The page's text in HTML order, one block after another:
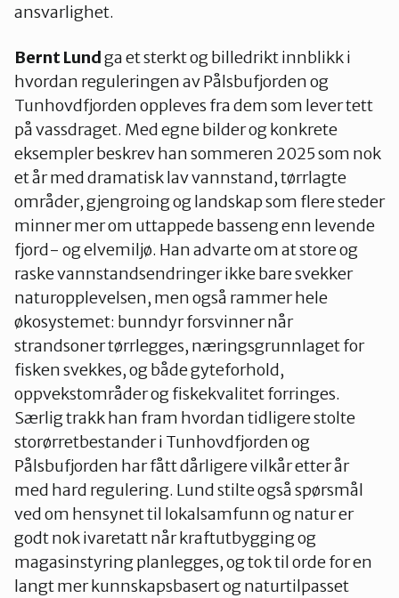
ansvarlighet.
Bernt Lundga et sterkt og billedrikt innblikk i
hvordan reguleringen av Pålsbufjorden og
Tunhovdfjorden oppleves fra dem som lever tett
på vassdraget. Med egne bilder og konkrete
eksempler beskrev han sommeren 2025 som nok
et år med dramatisk lav vannstand, tørrlagte
områder, gjengroing og landskap som flere steder
minner mer om uttappede basseng enn levende
fjord- og elvemiljø. Han advarte om at store og
raske vannstandsendringer ikke bare svekker
naturopplevelsen, men også rammer hele
økosystemet: bunndyr forsvinner når
strandsoner tørrlegges, næringsgrunnlaget for
fisken svekkes, og både gyteforhold,
oppvekstområder og fiskekvalitet forringes.
Særlig trakk han fram hvordan tidligere stolte
storørretbestander i Tunhovdfjorden og
Pålsbufjorden har fått dårligere vilkår etter år
med hard regulering. Lund stilte også spørsmål
ved om hensynet til lokalsamfunn og natur er
godt nok ivaretatt når kraftutbygging og
magasinstyring planlegges, og tok til orde for en
langt mer kunnskapsbasert og naturtilpasset